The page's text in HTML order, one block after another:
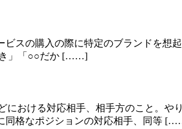
ビスの購入の際に特定のブランドを
き」「○○だか [……]
における対応相手、相手方のこと。
同格なポジションの対応相手、同等